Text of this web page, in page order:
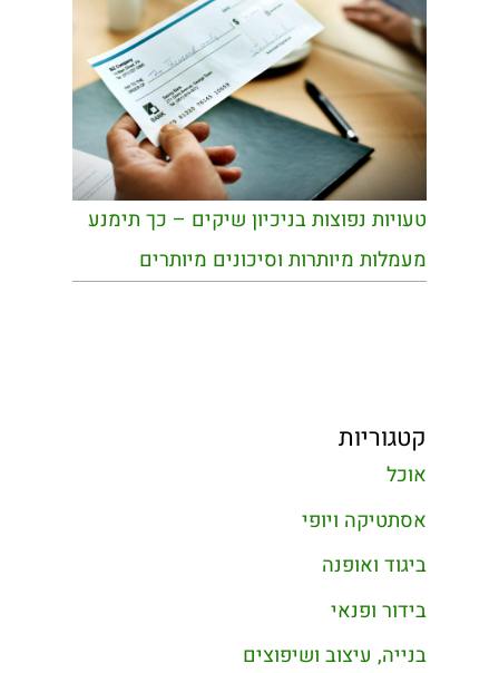
טעויות נפוצות בניכיון שיקים – כך תימנע
מעמלות מיותרות וסיכונים מיותרים
קטגוריות
אוכל
אסתטיקה ויופי
ביגוד ואופנה
בידור ופנאי
בנייה, עיצוב ושיפוצים